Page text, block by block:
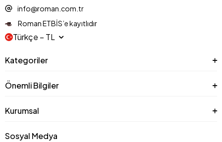
info@roman.com.tr
Roman ETBİS’e kayıtlıdır
Türkçe − TL
Kategoriler
Önemli Bilgiler
Kurumsal
Sosyal Medya